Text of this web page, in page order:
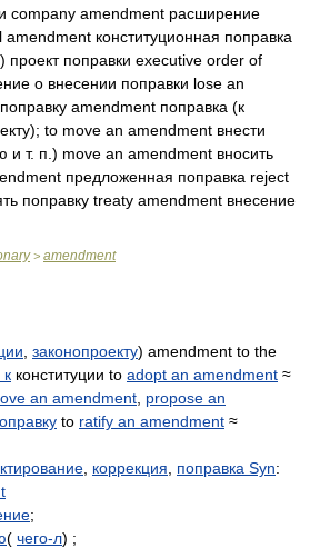
company amendment расширение
конституционная поправка
проект поправки executive order of
о внесении поправки lose an
amendment поправка (к
to move an amendment внести
и т. п.) move an amendment вносить
предложенная поправка reject
поправку treaty amendment внесение
> amendment
законопроекту) amendment to the
к конституции to adopt an amendment ≈
an amendment propose an
to ratify an amendment ≈
коррекция поправка Syn:
;
( чего-л) ;